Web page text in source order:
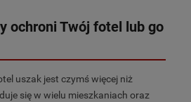
ochroni Twój fotel lub go
uszak jest czymś więcej niż
się w wielu mieszkaniach oraz